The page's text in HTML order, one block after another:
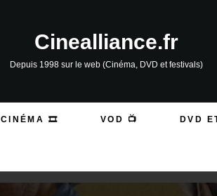
Cinealliance.fr
Depuis 1998 sur le web (Cinéma, DVD et festivals)
CINÉMA 🎞️ VOD 📺 DVD